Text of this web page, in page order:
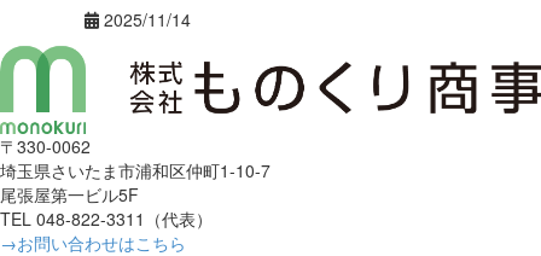
2025/11/14
〒330-0062
埼玉県さいたま市浦和区仲町1-10-7
尾張屋第一ビル5F
TEL 048-822-3311（代表）
→お問い合わせはこちら